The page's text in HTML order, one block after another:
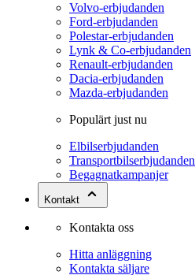
Volvo-erbjudanden
Ford-erbjudanden
Polestar-erbjudanden
Lynk & Co-erbjudanden
Renault-erbjudanden
Dacia-erbjudanden
Mazda-erbjudanden
Populärt just nu
Elbilserbjudanden
Transportbilserbjudanden
Begagnatkampanjer
Kontakt
Kontakta oss
Hitta anläggning
Kontakta säljare